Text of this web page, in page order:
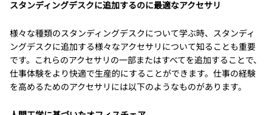
スタンディングデスクに追加するのに最適なアクセサリ
様々な種類のスタンディングデスクについて学ぶ時、スタンディ
ングデスクに追加する様々なアクセサリについて知ることも重要
です。これらのアクセサリの一部またはすべてを追加することで、
仕事体験をより快適で生産的にすることができます。仕事の経験
を高めるためのアクセサリには以下のようなものがあります。